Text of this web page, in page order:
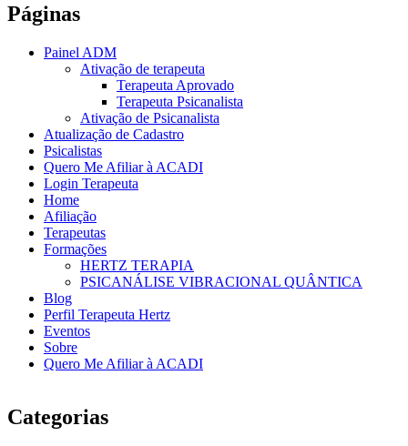
Páginas
Painel ADM
Ativação de terapeuta
Terapeuta Aprovado
Terapeuta Psicanalista
Ativação de Psicanalista
Atualização de Cadastro
Psicalistas
Quero Me Afiliar à ACADI
Login Terapeuta
Home
Afiliação
Terapeutas
Formações
HERTZ TERAPIA
PSICANÁLISE VIBRACIONAL QUÂNTICA
Blog
Perfil Terapeuta Hertz
Eventos
Sobre
Quero Me Afiliar à ACADI
Categorias